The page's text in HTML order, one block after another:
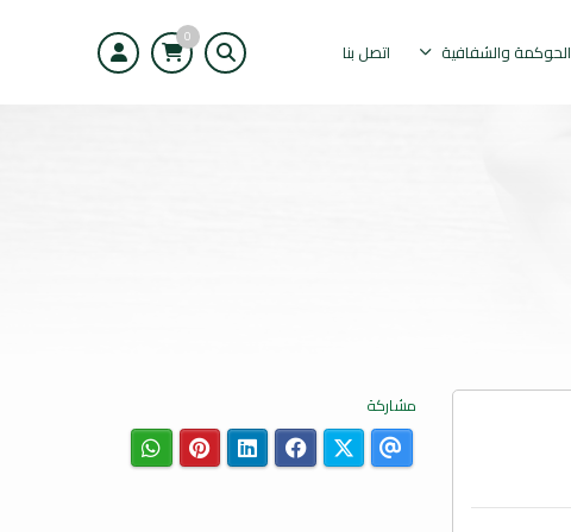
الحوكمة والشفافية اتصل بنا
0
مشاركة